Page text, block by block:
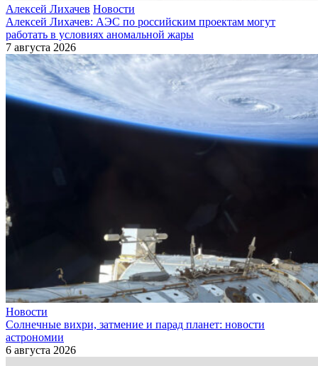
Алексей Лихачев Новости
Алексей Лихачев: АЭС по российским проектам могут
работать в условиях аномальной жары
7 августа 2026
Новости
Солнечные вихри, затмение и парад планет: новости
астрономии
6 августа 2026